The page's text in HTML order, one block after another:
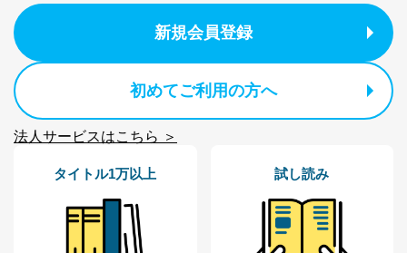
新規会員登録
初めてご利用の方へ
法人サービスはこちら ＞
タイトル1万以上 試し読み